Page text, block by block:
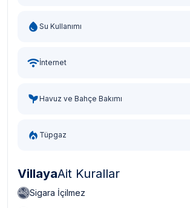
Su Kullanımı
İnternet
Havuz ve Bahçe Bakımı
Tüpgaz
VillayaAit Kurallar
Sigara İçilmez